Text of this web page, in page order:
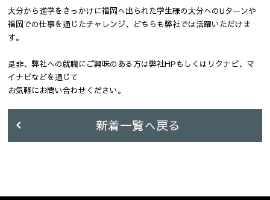
大分から進学をきっかけに福岡へ出られた学生様の大分へのUターンや
福岡での仕事を通じたチャレンジ、どちらも弊社では活躍いただけま
す。
是非、弊社への就職にご興味のある方は弊社HPもしくはリクナビ、マ
イナビなどを通じて
お気軽にお問い合わせください。
新着一覧へ戻る